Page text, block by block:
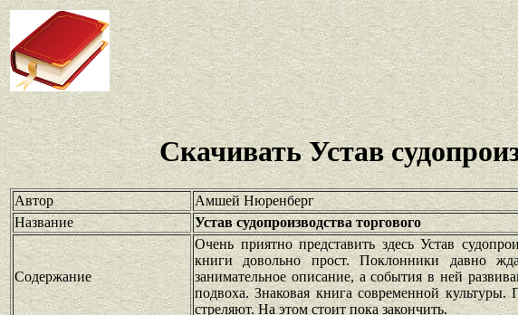
Скачивать Устав
Автор
Амшей Нюренберг
Название
Устав судопроизводства торгового
Содержание
Очень приятно представить здесь Устав
книги довольно прост. Поклонники давно
занимательное описание, а события в ней
подвоха. Знаковая книга современной
стреляют. На этом стоит пока закончить.